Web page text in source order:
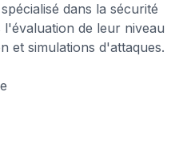
dans la sécurité
de leur niveau
et simulations d'attaques.